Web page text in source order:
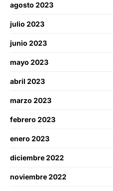
agosto 2023
julio 2023
junio 2023
mayo 2023
abril 2023
marzo 2023
febrero 2023
enero 2023
diciembre 2022
noviembre 2022